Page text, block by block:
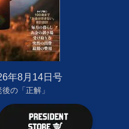
年8月14日号
の「正解」